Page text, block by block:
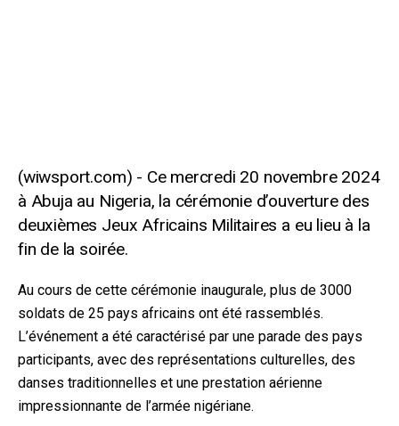
Ce mercredi 20 novembre 2024
à Abuja au Nigeria, la cérémonie d’ouverture des
deuxièmes Jeux Africains Militaires a eu lieu à la
fin de la soirée.
Au cours de cette cérémonie inaugurale, plus de 3000
soldats de 25 pays africains ont été rassemblés.
L’événement a été caractérisé par une parade des pays
participants, avec des représentations culturelles, des
danses traditionnelles et une prestation aérienne
impressionnante de l’armée nigériane.